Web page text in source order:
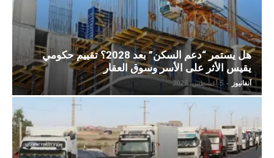
هل يستمر “دعم السكن” بعد 2028؟ تقييم حكومي
يقيس الأثر على الأسر وسوق العقار
آنفانيوز - 5 أغسطس، 2026